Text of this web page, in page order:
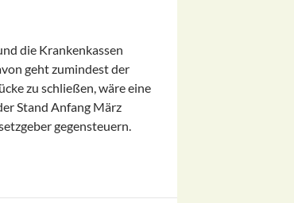
die Krankenkassen
geht zumindest der
zu schließen, wäre eine
Stand Anfang März
gegensteuern.